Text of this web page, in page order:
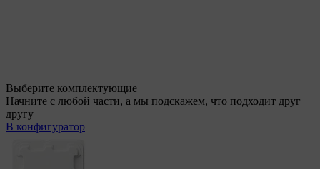
Выберите комплектующие
Начните с любой части, а мы подскажем, что подходит друг
другу
В конфигуратор